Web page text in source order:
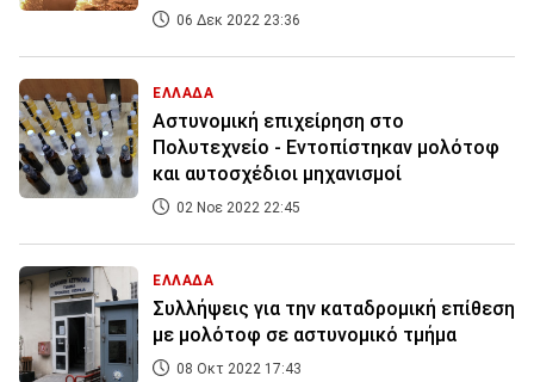
06 Δεκ 2022 23:36
ΕΛΛΑΔΑ
Αστυνομική επιχείρηση στο
Πολυτεχνείο - Εντοπίστηκαν μολότοφ
και αυτοσχέδιοι μηχανισμοί
02 Νοε 2022 22:45
ΕΛΛΑΔΑ
Συλλήψεις για την καταδρομική επίθεση
με μολότοφ σε αστυνομικό τμήμα
08 Οκτ 2022 17:43